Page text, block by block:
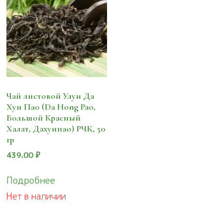
Чай листовой Улун Да
Хун Пао (Da Hong Pao,
Большой Красный
Халат, Дахунпао) РЧК, 50
гр
439.00 ₽
Подробнее
Нет в наличии